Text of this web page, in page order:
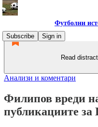
Футболни
Subscribe
Sign in
Read
Анализи и коментари
Филипов вреди
публикациите